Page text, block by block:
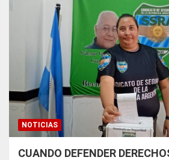
NOTICIAS
CUANDO DEFENDER